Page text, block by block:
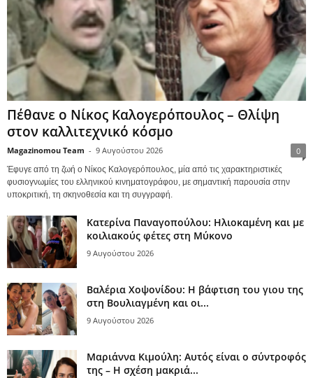
Πέθανε ο Νίκος Καλογερόπουλος – Θλίψη
στον καλλιτεχνικό κόσμο
Magazinomou Team - 9 Αυγούστου 2026 0
Έφυγε από τη ζωή ο Νίκος Καλογερόπουλος, μία από τις χαρακτηριστικές
φυσιογνωμίες του ελληνικού κινηματογράφου, με σημαντική παρουσία στην
υποκριτική, τη σκηνοθεσία και τη συγγραφή.
Κατερίνα Παναγοπούλου: Ηλιοκαμένη και με
κοιλιακούς φέτες στη Μύκονο
9 Αυγούστου 2026
Βαλέρια Χοψονίδου: Η βάφτιση του γιου της
στη Βουλιαγμένη και οι...
9 Αυγούστου 2026
Μαριάννα Κιμούλη: Αυτός είναι ο σύντροφός
της – Η σχέση μακριά...